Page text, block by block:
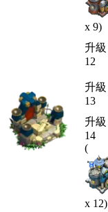
x 9)
升級
12
升級
13
升級
14
(
x 12)